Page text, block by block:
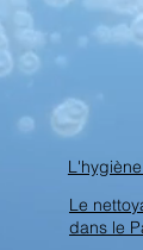
Le
dans le